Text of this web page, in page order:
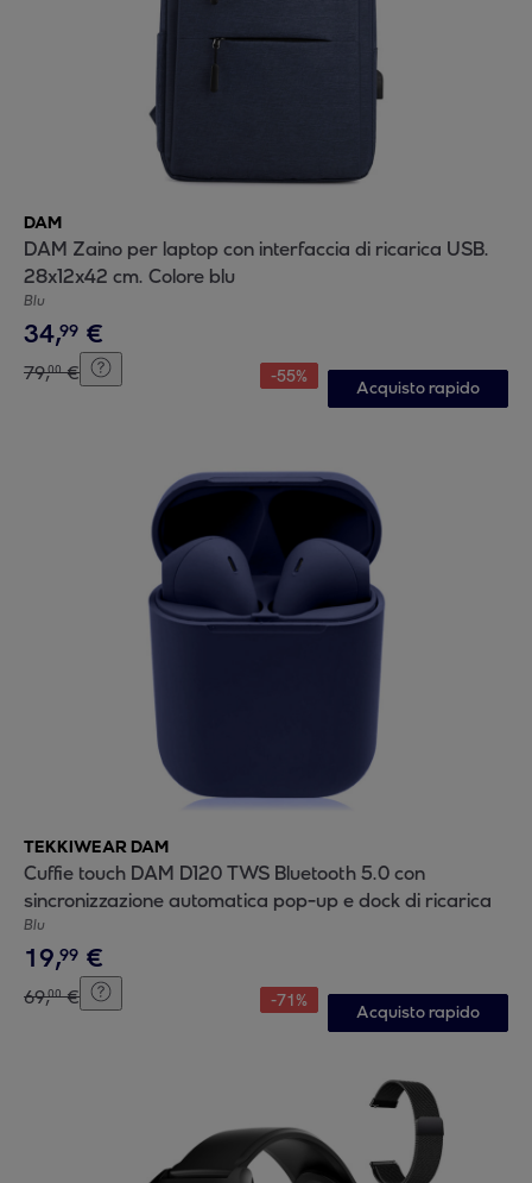
DAM
DAM Zaino per laptop con interfaccia di ricarica USB.
28x12x42 cm. Colore blu
Blu
34,99 €
79,00 € -55%
Acquisto rapido
TEKKIWEAR DAM
Cuffie touch DAM D120 TWS Bluetooth 5.0 con
sincronizzazione automatica pop-up e dock di ricarica
Blu
19,99 €
69,00 € -71%
Acquisto rapido